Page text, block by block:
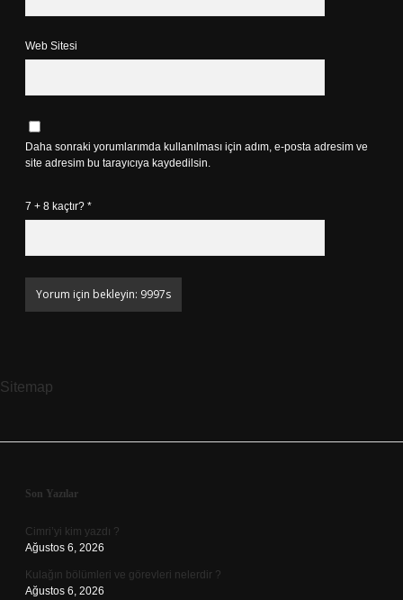
Web Sitesi
Daha sonraki yorumlarımda kullanılması için adım, e-posta adresim ve
site adresim bu tarayıcıya kaydedilsin.
7 + 8 kaçtır? *
Sitemap
Sidebar
Son Yazılar
Cimri’yi kim yazdı ?
Ağustos 6, 2026
Kulağın bölümleri ve görevleri nelerdir ?
Ağustos 6, 2026